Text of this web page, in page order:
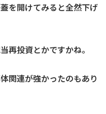
を開けてみると全然下げ
再投資とかですかね。
関連が強かったのもあり